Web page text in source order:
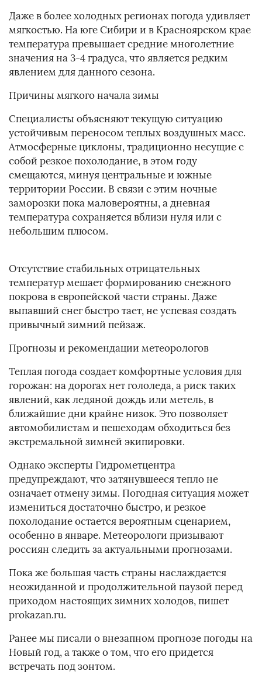
Даже в более холодных регионах погода удивляет
мягкостью. На юге Сибири и в Красноярском крае
температура превышает средние многолетние
значения на 3-4 градуса, что является редким
явлением для данного сезона.
Причины мягкого начала зимы
Специалисты объясняют текущую ситуацию
устойчивым переносом теплых воздушных масс.
Атмосферные циклоны, традиционно несущие с
собой резкое похолодание, в этом году
смещаются, минуя центральные и южные
территории России. В связи с этим ночные
заморозки пока маловероятны, а дневная
температура сохраняется вблизи нуля или с
небольшим плюсом.
Отсутствие стабильных отрицательных
температур мешает формированию снежного
покрова в европейской части страны. Даже
выпавший снег быстро тает, не успевая создать
привычный зимний пейзаж.
Прогнозы и рекомендации метеорологов
Теплая погода создает комфортные условия для
горожан: на дорогах нет гололеда, а риск таких
явлений, как ледяной дождь или метель, в
ближайшие дни крайне низок. Это позволяет
автомобилистам и пешеходам обходиться без
экстремальной зимней экипировки.
Однако эксперты Гидрометцентра
предупреждают, что затянувшееся тепло не
означает отмену зимы. Погодная ситуация может
измениться достаточно быстро, и резкое
похолодание остается вероятным сценарием,
особенно в январе. Метеорологи призывают
россиян следить за актуальными прогнозами.
Пока же большая часть страны наслаждается
неожиданной и продолжительной паузой перед
приходом настоящих зимних холодов, пишет
prokazan.ru.
Ранее мы писали о внезапном прогнозе погоды на
Новый год, а также о том, что его придется
встречать под зонтом.